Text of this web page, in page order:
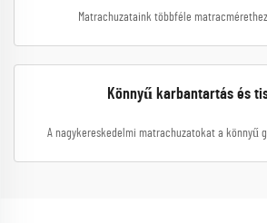
Matrachuzataink többféle
Könnyű karbantartás és
A nagykereskedelmi matrachuzatokat a könnyű